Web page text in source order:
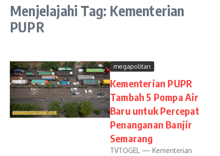
Menjelajahi Tag: Kementerian
PUPR
megapolitan
Kementerian PUPR
Tambah 5 Pompa Air
Baru untuk Percepat
Penanganan Banjir
Semarang
TVTOGEL — Kementerian